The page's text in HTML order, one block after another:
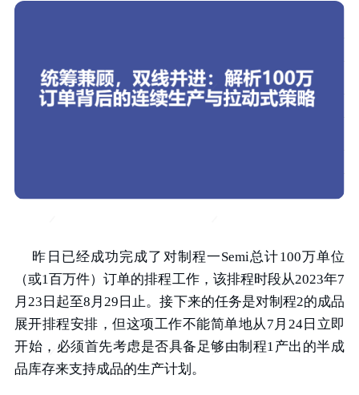
昨日已经成功完成了对制程一Semi总计100万单位
（或1百万件）订单的排程工作，该排程时段从2023年7
月23日起至8月29日止。接下来的任务是对制程2的成品
展开排程安排，但这项工作不能简单地从7月24日立即
开始，必须首先考虑是否具备足够由制程1产出的半成
品库存来支持成品的生产计划。